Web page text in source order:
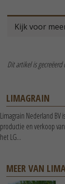
Kijk voor
Dit artikel is
LIMAGRAIN
Limagrain Nederland
productie en verkoop
het LG...
MEER VAN